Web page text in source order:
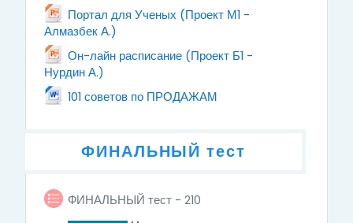
Портал для Ученых (Проект М1 -
Алмазбек А.)
Он-лайн расписание (Проект Б1 -
Нурдин А.)
101 советов по ПРОДАЖАМФайл
ФИНАЛЬНЫЙ тест
ФИНАЛЬНЫЙ тест
ФИНАЛЬНЫЙ тест - 210